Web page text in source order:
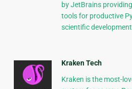
by JetBrains
tools for productive
scientific
Kraken Tech
Kraken is the most-